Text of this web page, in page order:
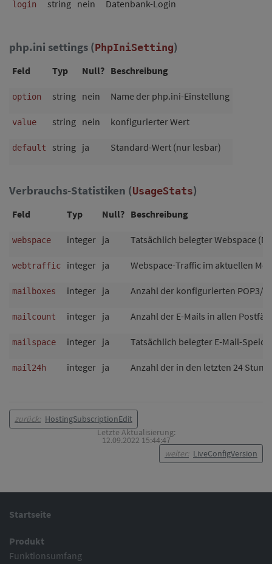
login string nein Datenbank-Login
php.ini settings (PhpIniSetting)
Feld Typ Null? Beschreibung
option string nein Name der php.ini-Einstellung
value string nein konfigurierter Wert
default string ja Standard-Wert (nur lesbar)
Verbrauchs-Statistiken (UsageStats)
Feld Typ Null? Beschreibung
webspace integer ja Tatsächlich belegter Webspace
webtraffic integer ja Webspace-Traffic im aktuellen
mailboxes integer ja Anzahl der konfigurierten POP3/
mailcount integer ja Anzahl der E-Mails in allen
mailspace integer ja Tatsächlich belegter E-Mail-
mail24h integer ja Anzahl der in den letzten 24
zurück: HostingSubscriptionEdit
Letzte Aktualisierung:
12.09.2022 15:44:47
weiter: LiveConfigVersion
Startseite
Produkt
Funktionsumfang